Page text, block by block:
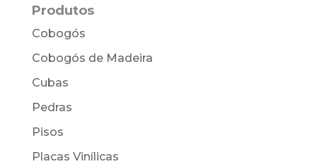
Produtos
Cobogós
Cobogós de Madeira
Cubas
Pedras
Pisos
Placas Vinílicas